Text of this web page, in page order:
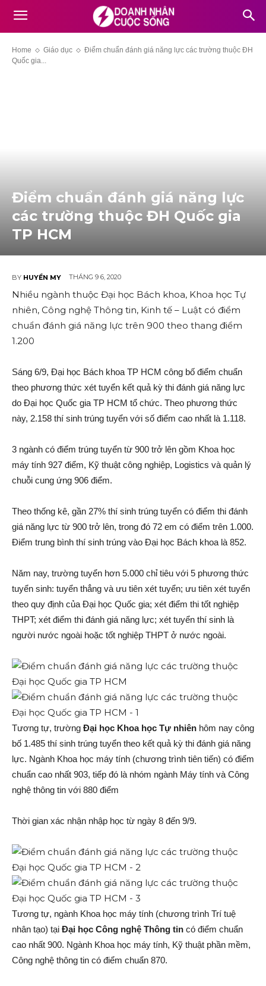
Home Giáo dục
Điểm chuẩn đánh giá năng lực các trường thuộc ĐH
Quốc gia...
Điểm chuẩn đánh giá năng lực
các trường thuộc ĐH Quốc gia
TP HCM
BY HUYỀN MY THÁNG 9 6, 2020
Nhiều ngành thuộc Đại học Bách khoa, Khoa học Tự
nhiên, Công nghệ Thông tin, Kinh tế – Luật có điểm
chuẩn đánh giá năng lực trên 900 theo thang điểm
1.200
Sáng 6/9, Đại học Bách khoa TP HCM công bố điểm chuẩn
theo phương thức xét tuyển kết quả kỳ thi đánh giá năng lực
do Đại học Quốc gia TP HCM tổ chức. Theo phương thức
này, 2.158 thí sinh trúng tuyển với số điểm cao nhất là 1.118.
3 ngành có điểm trúng tuyển từ 900 trở lên gồm Khoa học
máy tính 927 điểm, Kỹ thuật công nghiệp, Logistics và quản lý
chuỗi cung ứng 906 điểm.
Theo thống kê, gần 27% thí sinh trúng tuyển có điểm thi đánh
giá năng lực từ 900 trở lên, trong đó 72 em có điểm trên 1.000.
Điểm trung bình thí sinh trúng vào Đại học Bách khoa là 852.
Năm nay, trường tuyển hơn 5.000 chỉ tiêu với 5 phương thức
tuyển sinh: tuyển thẳng và ưu tiên xét tuyển; ưu tiên xét tuyển
theo quy định của Đại học Quốc gia; xét điểm thi tốt nghiệp
THPT; xét điểm thi đánh giá năng lực; xét tuyển thí sinh là
người nước ngoài hoặc tốt nghiệp THPT ở nước ngoài.
Tương tự, trường Đại học Khoa học Tự nhiên hôm nay công
bố 1.485 thí sinh trúng tuyển theo kết quả kỳ thi đánh giá năng
lực. Ngành Khoa học máy tính (chương trình tiên tiến) có điểm
chuẩn cao nhất 903, tiếp đó là nhóm ngành Máy tính và Công
nghệ thông tin với 880 điểm
Thời gian xác nhận nhập học từ ngày 8 đến 9/9.
Tương tự, ngành Khoa học máy tính (chương trình Trí tuệ
nhân tạo) tại Đại học Công nghệ Thông tin có điểm chuẩn
cao nhất 900. Ngành Khoa học máy tính, Kỹ thuật phần mềm,
Công nghệ thông tin có điểm chuẩn 870.